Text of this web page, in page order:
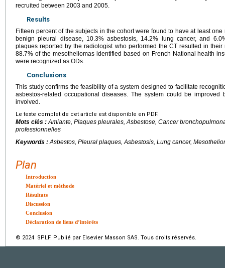
recruited between 2003 and 2005.
Results
Fifteen percent of the subjects in the cohort were found to have at least
benign pleural disease, 10.3% asbestosis, 14.2% lung cancer, and
plaques reported by the radiologist who performed the CT resulted in
88.7% of the mesotheliomas identified based on French National health
were recognized as ODs.
Conclusions
This study confirms the feasibility of a system designed to facilitate
asbestos-related occupational diseases. The system could be
involved.
Le texte complet de cet article est disponible en PDF.
Mots clés :Amiante, Plaques pleurales, Asbestose, Cancer
professionnelles
Keywords :Asbestos, Pleural plaques, Asbestosis, Lung cancer,
Plan
Introduction
Matériel et méthode
Résultats
Discussion
Conclusion
Déclaration de liens d’intérêts
© 2024 SPLF. Publié par Elsevier Masson SAS. Tous droits réservés.